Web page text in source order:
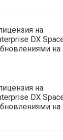
на
DX
на
на
DX
на